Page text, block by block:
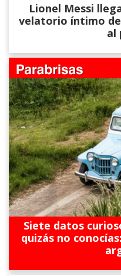
Lionel Messi
velatorio íntimo de
al
Siete datos
quizás no